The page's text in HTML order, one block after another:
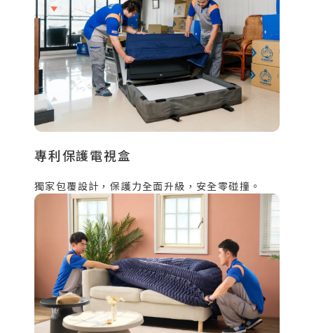
專利保護電視盒
獨家包覆設計，保護力全面升級，安全零碰撞。